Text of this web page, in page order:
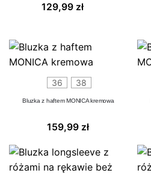
129,99 zł
36 38
Bluzka z haftem MONICA kremowa
159,99 zł